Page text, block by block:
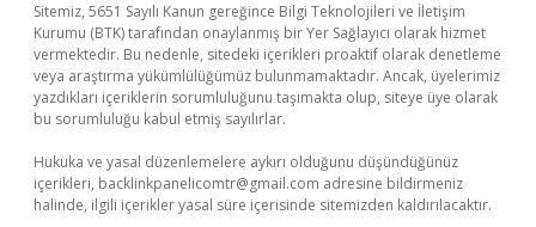
Sitemiz, 5651 Sayılı Kanun gereğince Bilgi Teknolojileri ve İletişim
Kurumu (BTK) tarafından onaylanmış bir Yer Sağlayıcı olarak hizmet
vermektedir. Bu nedenle, sitedeki içerikleri proaktif olarak denetleme
veya araştırma yükümlülüğümüz bulunmamaktadır. Ancak, üyelerimiz
yazdıkları içeriklerin sorumluluğunu taşımakta olup, siteye üye olarak
bu sorumluluğu kabul etmiş sayılırlar.
Hukuka ve yasal düzenlemelere aykırı olduğunu düşündüğünüz
içerikleri, backlinkpanelicomtr@gmail.com adresine bildirmeniz
halinde, ilgili içerikler yasal süre içerisinde sitemizden kaldırılacaktır.